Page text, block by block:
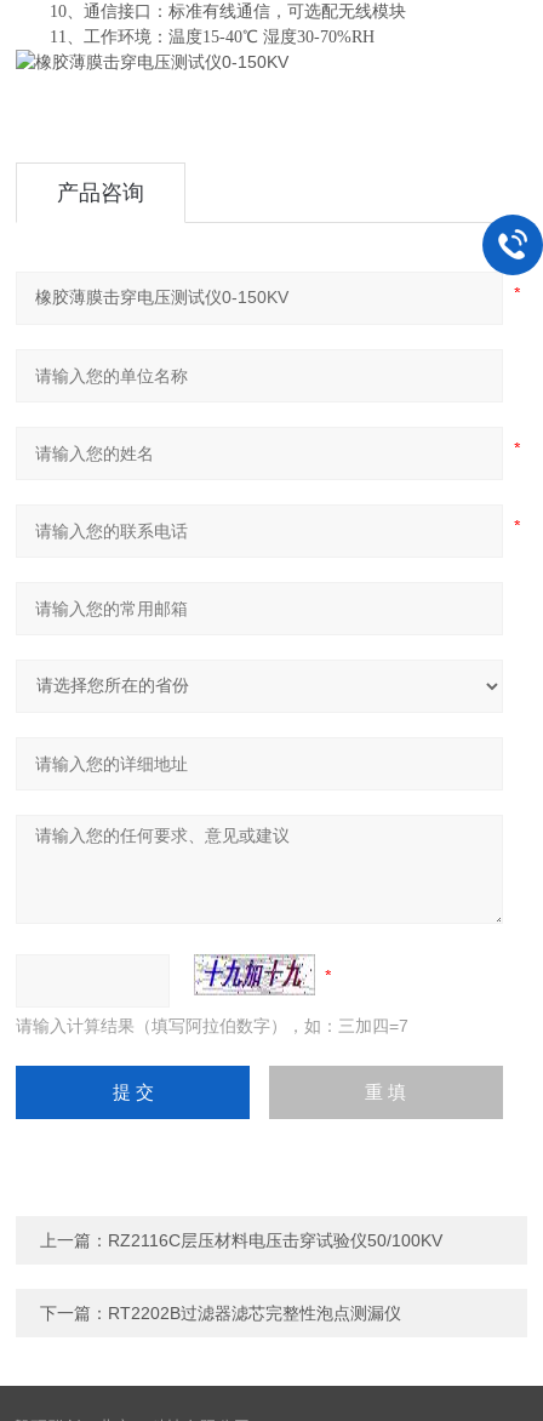
10、通信接口：标准有线通信，可选配无线模块
11、工作环境：温度15-40℃ 湿度30-70%RH
产品咨询
请输入计算结果（填写阿拉伯数字），如：三加四=7
上一篇： RZ2116C层压材料电压击穿试验仪50/100KV
下一篇： RT2202B过滤器滤芯完整性泡点测漏仪